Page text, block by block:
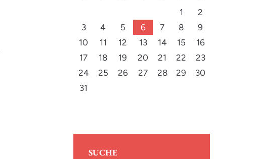
1
2
3
4 5 6 7 8
9
10
11 12 13 14 15
16
17
18 19 20 21 22
23
24
25 26 27 28 29
30
31
SUCHE